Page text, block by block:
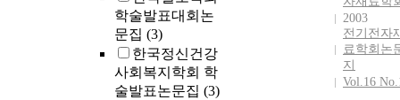
학술발표대회논
문집 (3)
한국정신건강
사회복지학회 학
술발표논문집 (3)
2003
전기전자
료학회논
지
Vol.16